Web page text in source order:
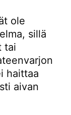
ole
sillä
tai
haittaa
aivan